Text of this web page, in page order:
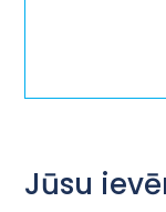
Jūsu